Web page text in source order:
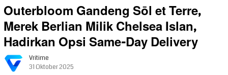
Outerbloom Gandeng Sōl et Terre,
Merek Berlian Milik Chelsea Islan,
Hadirkan Opsi Same-Day Delivery
Vritime
31 Oktober 2025